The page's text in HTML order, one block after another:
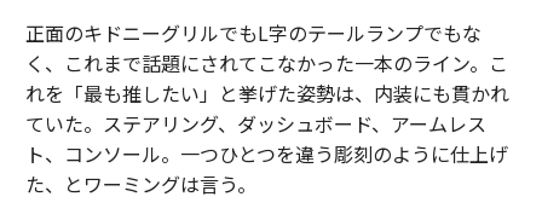
正面のキドニーグリルでもL字のテールランプでもな
く、これまで話題にされてこなかった一本のライン。こ
れを「最も推したい」と挙げた姿勢は、内装にも貫かれ
ていた。ステアリング、ダッシュボード、アームレス
ト、コンソール。一つひとつを違う彫刻のように仕上げ
た、とワーミングは言う。